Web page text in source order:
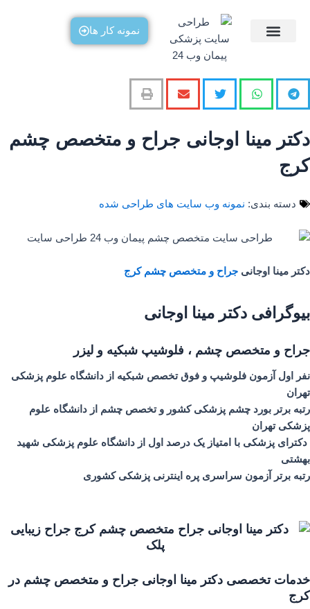
نمونه کار ها
دکتر مینا اوجانی جراح و متخصص چشم
کرج
دسته بندی: نمونه وب سایت های طراحی شده
دکتر مینا اوجانی جراح و متخصص چشم کرج
بیوگرافی دکتر مینا اوجانی
جراح و متخصص چشم ، فلوشیپ شبکیه و لیزر
نفر اول آزمون فلوشیپ و فوق تخصص شبکیه از دانشگاه علوم پزشکی
تهران
رتبه برتر بورد چشم پزشکی کشور و تخصص چشم از دانشگاه علوم
پزشکی تهران
دکترای پزشکی با امتیاز یک درصد اول از دانشگاه علوم پزشکی شهید
بهشتی
رتبه برتر آزمون سراسری پره اینترنی پزشکی کشوری
خدمات تخصصی دکتر مینا اوجانی جراح و متخصص چشم در
کرج